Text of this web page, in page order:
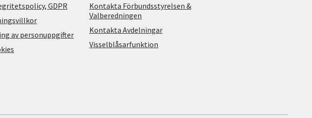
GDPR
av personuppgifter
Kontakta Förbundsstyrelsen &
Valberedningen
Kontakta Avdelningar
Visselblåsarfunktion